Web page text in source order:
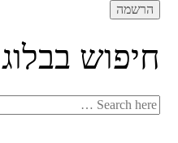
חיפוש בבלוג
Search